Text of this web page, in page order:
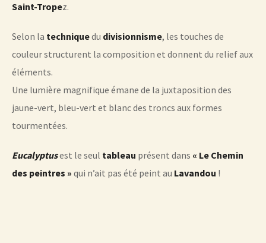
Saint-Tropez.
Selon la techniquedu divisionnisme, les touches de
couleur structurent la composition et donnent du relief aux
éléments.
Une lumière magnifique émane de la juxtaposition des
jaune-vert, bleu-vert et blanc des troncs aux formes
tourmentées.
Eucalyptusest le seul tableau présent dans « Le Chemin
des peintres » qui n’ait pas été peint au Lavandou !